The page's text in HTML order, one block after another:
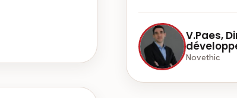
V.Paes,
Novethic